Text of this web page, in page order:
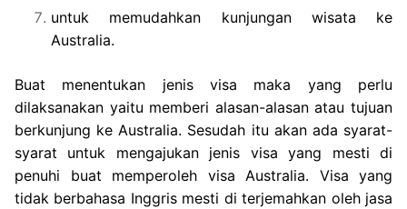
untuk memudahkan kunjungan wisata ke
Australia.
Buat menentukan jenis visa maka yang perlu
dilaksanakan yaitu memberi alasan-alasan atau tujuan
berkunjung ke Australia. Sesudah itu akan ada syarat-
syarat untuk mengajukan jenis visa yang mesti di
penuhi buat memperoleh visa Australia. Visa yang
tidak berbahasa Inggris mesti di terjemahkan oleh jasa